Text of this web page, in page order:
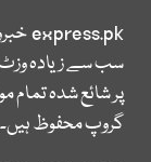
express.pk
سب سے زیادہ
پر شائع شدہ
گروپ محفوظ ہیں۔